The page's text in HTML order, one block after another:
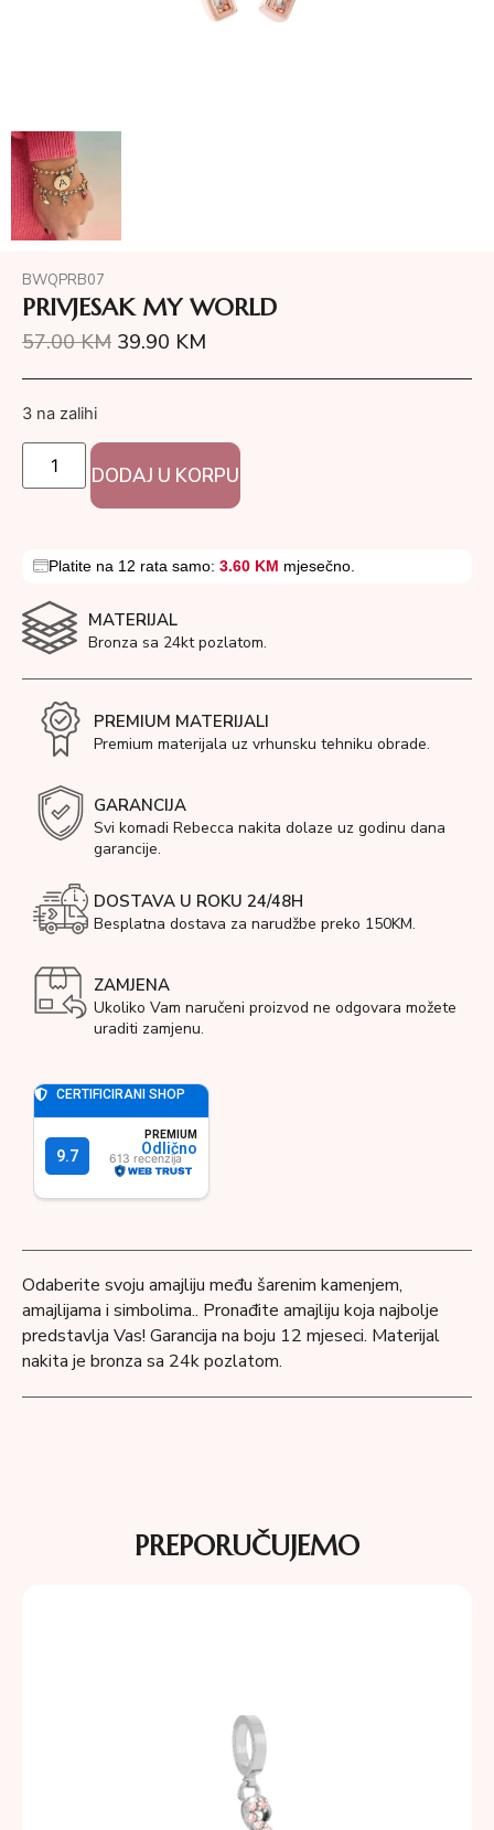
BWQPRB07
PRIVJESAK MY WORLD
57.00KM 39.90 KM
3 na zalihi
DODAJ U KORPU
Platite na 12 rata samo: 3.60 KM mjesečno.
MATERIJAL
Bronza sa 24kt pozlatom.
PREMIUM MATERIJALI
Premium materijala uz vrhunsku tehniku obrade.
GARANCIJA
Svi komadi Rebecca nakita dolaze uz godinu dana
garancije.
DOSTAVA U ROKU 24/48H
Besplatna dostava za narudžbe preko 150KM.
ZAMJENA
Ukoliko Vam naručeni proizvod ne odgovara možete
uraditi zamjenu.
Odaberite svoju amajliju među šarenim kamenjem,
amajlijama i simbolima.. Pronađite amajliju koja najbolje
predstavlja Vas! Garancija na boju 12 mjeseci. Materijal
nakita je bronza sa 24k pozlatom.
PREPORUČUJEMO